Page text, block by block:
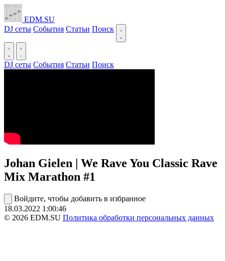
EDM.SU
DJ сеты События Статьи Поиск
DJ сеты События Статьи Поиск
Johan Gielen | We Rave You Classic Rave
Mix Marathon #1
Войдите, чтобы добавить в избранное
18.03.2022 1:00:46
© 2026 EDM.SU Политика обработки персональных данных